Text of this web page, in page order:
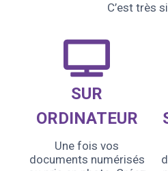
C’est très
SUR
ORDINATEUR
Une fois vos
documents numérisés